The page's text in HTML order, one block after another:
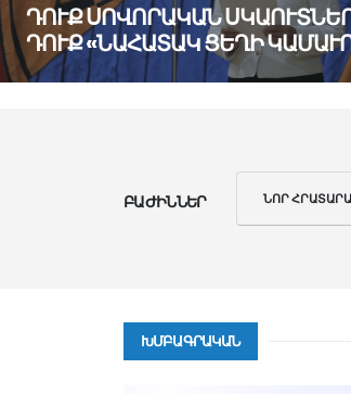
ԴՈՒՔ ՍՈՎՈՐԱԿԱՆ
ԴՈՒՔ «ՆԱՀԱՏԱԿ ՑԵՂԻ
ԲԱԺԻՆՆԵՐ ՆՈՐ
ԽՄԲԱԳՐԱԿԱՆ